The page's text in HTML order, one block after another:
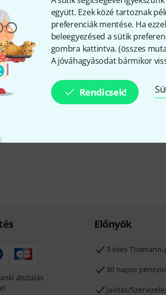
együtt. Ezek közé tartoznak
preferenciák mentése. Ha
beleegyezésed a sütik
gombra kattintva. (összes
A jóváhagyásodat bármikor
Rendicsek!
Megosztás
nyelvű hírlevelére, és kis
átutalás
Előnyök
3 éves
30 napos
Javítás/